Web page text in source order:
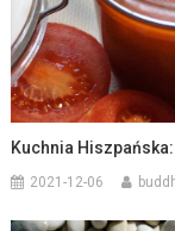
Kuchnia
2021-12-06